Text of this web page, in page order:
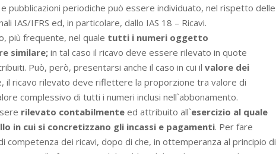
pubblicazioni periodiche può essere individuato, nel rispetto delle
IAS/IFRS ed, in particolare, dallo IAS 18 – Ricavi.
più frequente, nel quale tutti i numeri oggetto
similare; in tal caso il ricavo deve essere rilevato in quote
Può, però, presentarsi anche il caso in cui il valore dei
il ricavo rilevato deve riflettere la proporzione tra valore di
complessivo di tutti i numeri inclusi nell`abbonamento.
rilevato contabilmente ed attribuito all`esercizio al quale
in cui si concretizzano gli incassi e pagamenti. Per fare
dei ricavi, dopo di che, in ottemperanza al principio di